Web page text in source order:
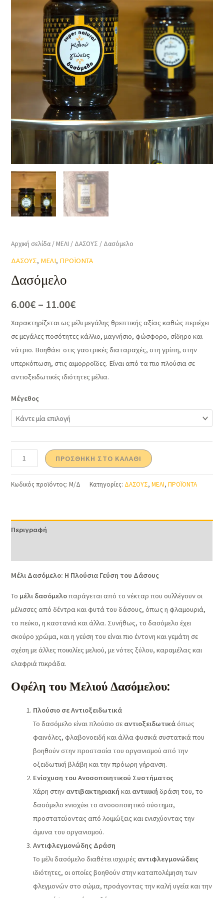
Αρχική σελίδα / ΜΕΛΙ / ΔΑΣΟΥΣ / Δασόμελο
ΔΑΣΟΥΣ, ΜΕΛΙ, ΠΡΟΪΟΝΤΑ
Δασόμελο
6.00€– 11.00€
Χαρακτηρίζεται ως μέλι μεγάλης θρεπτικής αξίας καθώς περιέχει
σε μεγάλες ποσότητες κάλλιο, μαγνήσιο, φώσφορο, σίδηρο και
νάτριο. Βοηθάει στις γαστρικές διαταραχές, στη γρίπη, στην
υπερκόπωση, στις αιμορροΐδες. Είναι από τα πιο πλούσια σε
αντιοξειδωτικές ιδιότητες μέλια.
Μέγεθος
ΠΡΟΣΘΉΚΗ ΣΤΟ ΚΑΛΆΘΙ
Κωδικός προϊόντος: Μ/Δ Κατηγορίες: ΔΑΣΟΥΣ,ΜΕΛΙ,ΠΡΟΪΟΝΤΑ
Περιγραφή
Μέλι Δασόμελο: Η Πλούσια Γεύση του Δάσους
Το μέλι δασόμελοπαράγεται από το νέκταρ που συλλέγουν οι
μέλισσες από δέντρα και φυτά του δάσους, όπως η φλαμουριά,
το πεύκο, η καστανιά και άλλα. Συνήθως, το δασόμελο έχει
σκούρο χρώμα, και η γεύση του είναι πιο έντονη και γεμάτη σε
σχέση με άλλες ποικιλίες μελιού, με νότες ξύλου, καραμέλας και
ελαφριά πικράδα.
Οφέλη του Μελιού Δασόμελου:
Πλούσιο σε Αντιοξειδωτικά
Το δασόμελο είναι πλούσιο σε αντιοξειδωτικάόπως
φαινόλες, φλαβονοειδή και άλλα φυσικά συστατικά που
βοηθούν στην προστασία του οργανισμού από την
οξειδωτική βλάβη και την πρόωρη γήρανση.
Ενίσχυση του Ανοσοποιητικού Συστήματος
Χάρη στην αντιβακτηριακή και αντιιική δράση του, το
δασόμελο ενισχύει το ανοσοποιητικό σύστημα,
προστατεύοντας από λοιμώξεις και ενισχύοντας την
άμυνα του οργανισμού.
Αντιφλεγμονώδης Δράση
Το μέλι δασόμελο διαθέτει ισχυρές αντιφλεγμονώδεις
ιδιότητες, οι οποίες βοηθούν στην καταπολέμηση των
φλεγμονών στο σώμα, προάγοντας την καλή υγεία και την